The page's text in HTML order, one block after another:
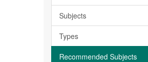
Subjects
Types
Recommended Subjects